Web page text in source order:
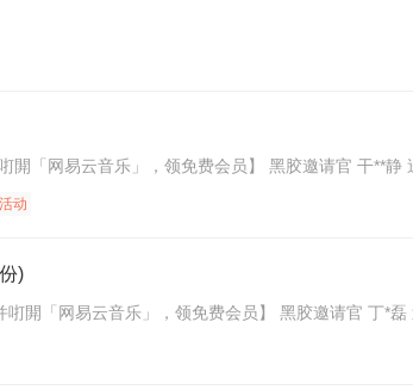
閞「网易云音乐」，领免费会员】 黑胶邀请官 干**
动
)
閞「网易云音乐」，领免费会员】 黑胶邀请官 丁*